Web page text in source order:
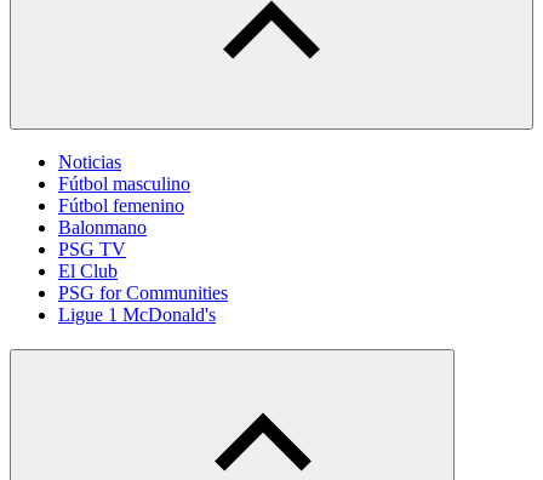
Noticias
Fútbol masculino
Fútbol femenino
Balonmano
PSG TV
El Club
PSG for Communities
Ligue 1 McDonald's